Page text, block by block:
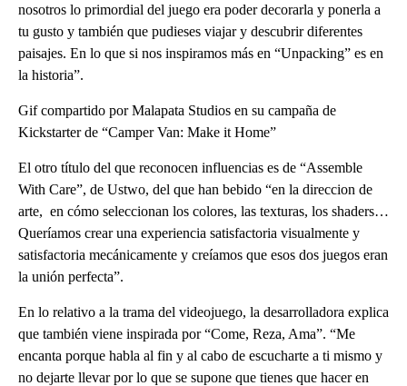
nosotros lo primordial del juego era poder decorarla y ponerla a
tu gusto y también que pudieses viajar y descubrir diferentes
paisajes. En lo que si nos inspiramos más en “Unpacking” es en
la historia”.
Gif compartido por Malapata Studios en su campaña de
Kickstarter de “Camper Van: Make it Home”
El otro título del que reconocen influencias es de “Assemble
With Care”, de Ustwo, del que han bebido “en la direccion de
arte, en cómo seleccionan los colores, las texturas, los shaders…
Queríamos crear una experiencia satisfactoria visualmente y
satisfactoria mecánicamente y creíamos que esos dos juegos eran
la unión perfecta”.
En lo relativo a la trama del videojuego, la desarrolladora explica
que también viene inspirada por “Come, Reza, Ama”. “Me
encanta porque habla al fin y al cabo de escucharte a ti mismo y
no dejarte llevar por lo que se supone que tienes que hacer en